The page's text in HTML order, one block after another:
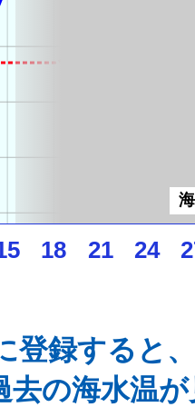
18 21 24
登録すると
去の海水温